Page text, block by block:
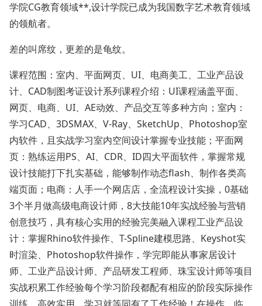
学院CG教育领域**,设计学院已成为我国数字艺术教育领域
的领航者。
差的叫席纹，更差的是龟纹。
课程范围：室内、平面网页、UI、电商美工、工业产品设
计、CAD制图考证设计系列课程介绍：UI课程涵盖平面、
网页、电商、UI、AE动效、产品交互等多种方向；室内：
学习CAD、3DSMAX、V-Ray、SketchUp、Photoshop室
内软件，且实战学习室内空间设计掌握专业技能；平面网
页：熟练运用PS、AI、CDR、ID四大平面软件，掌握常规
设计技能打下扎实基础，能够制作动态flash、制作各类高
端页面；电商：人手一个网店店，全流程设计实操，0基础
3个半月做高级电商设计师，8大技能10年实战经验与营销
创意技巧，具有核心实用的经验完美融入课程工业产品设
计：掌握Rhino软件操作、T-Spline建模思路、Keyshot实
时渲染、Photoshop软件操作，学完即能从事家居设计
师、工业产品设计师、产品研发工程师、珠宝设计师等项目
实战积累工作经验每个学习阶段都配有相应的阶段实际操作